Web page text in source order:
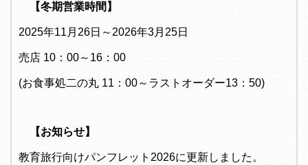
【冬期営業時間】
2025年11月26日～2026年3月25日
売店 10：00～16：00
(お食事処二の丸 11：00～ラストオーダー13：50)
【お知らせ】
教育旅行向けパンフレット2026に更新しました。